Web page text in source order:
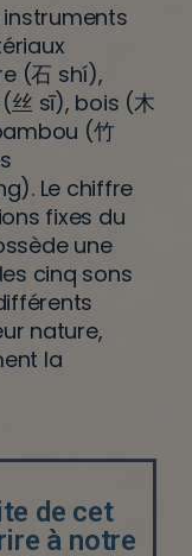
instruments
(石 shí),
丝 sī), bois (木
(竹
Le chiffre
fixes du
une
cinq sons
nature,
la
de cet
à notre